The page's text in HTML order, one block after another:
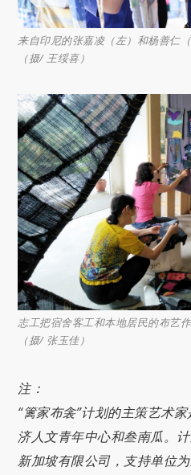
来自印尼的张嘉凌（左）和杨善仁
（摄/ 王绥喜）
志工把宿舍客工和本地居民的布艺作
（摄/ 张玉佳）
注：
“篱家布衾”计划的主策艺术
济人文青年中心和叁南瓜。
新加坡有限公司，支持单位